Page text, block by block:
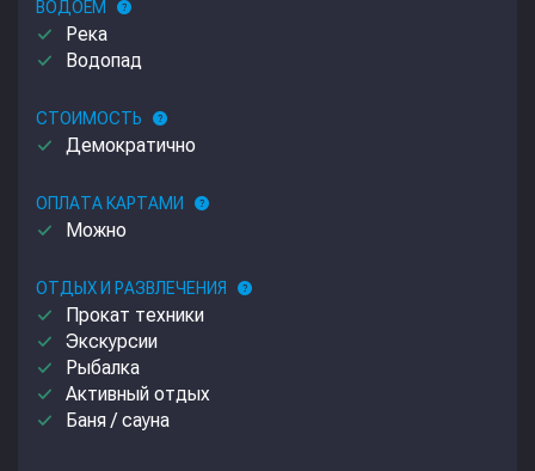
ВОДОЁМ help
done Река
done Водопад
СТОИМОСТЬ help
done Демократично
ОПЛАТА КАРТАМИ help
done Можно
ОТДЫХ И РАЗВЛЕЧЕНИЯ help
done Прокат техники
done Экскурсии
done Рыбалка
done Активный отдых
done Баня / сауна